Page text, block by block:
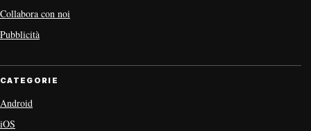
Collabora con noi
Pubblicità
CATEGORIE
Android
iOS